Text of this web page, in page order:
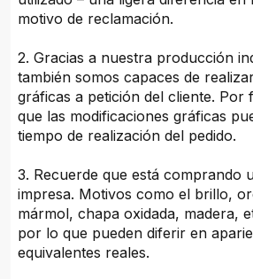
motivo de reclamación.
2. Gracias a nuestra producción
también somos capaces de
gráficas a petición del cliente. Por
que las modificaciones gráficas
tiempo de realización del pedido.
3. Recuerde que está comprando
impresa. Motivos como el brillo,
mármol, chapa oxidada, madera,
por lo que pueden diferir en
equivalentes reales.